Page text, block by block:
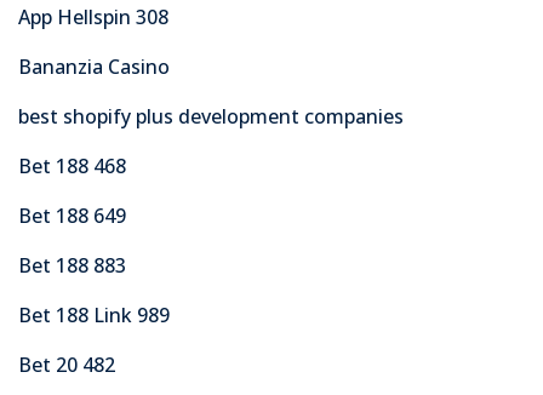
App Hellspin 308
Bananzia Casino
best shopify plus development companies
Bet 188 468
Bet 188 649
Bet 188 883
Bet 188 Link 989
Bet 20 482